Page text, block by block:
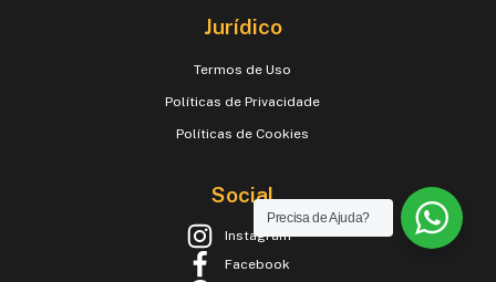
Jurídico
Termos de Uso
Políticas de Privacidade
Políticas de Cookies
Social
Instagram
Facebook
Precisa de Ajuda?